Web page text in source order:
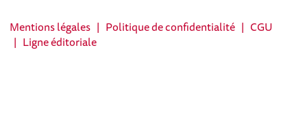
Mentions légales | Politique de confidentialité | CGU
| Ligne éditoriale